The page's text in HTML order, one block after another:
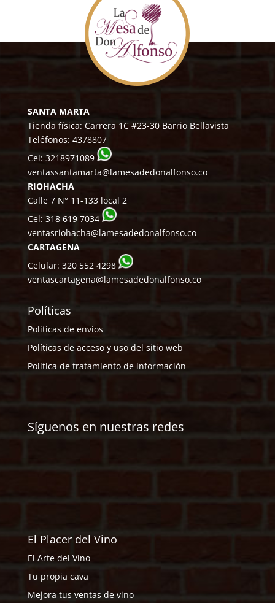
SANTA MARTA
Tienda física: Carrera 1C #23-30 Barrio Bellavista
Teléfonos: 4378807
Cel: 3218971089
ventassantamarta@lamesadedonalfonso.co
RIOHACHA
Calle 7 N° 11-133 local 2
Cel: 318 619 7034
ventasriohacha@lamesadedonalfonso.co
CARTAGENA
Celular: 320 552 4298
ventascartagena@lamesadedonalfonso.co
Políticas
Políticas de envíos
Políticas de acceso y uso del sitio web
Política de tratamiento de información
Síguenos en nuestras redes
El Placer del Vino
El Arte del Vino
Tu propia cava
Mejora tus ventas de vino